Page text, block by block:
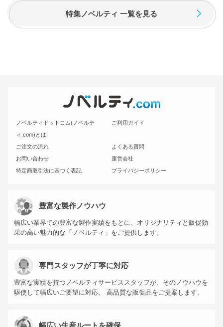
特集ノベルティ 一覧を見る
ノベルティドットコム(ノベルテ
ィ.com)とは
ご利用ガイド
ご注文の流れ
よくある質問
お問い合わせ
運営会社
特定商取引法に基づく表記
プライバシーポリシー
豊富な製作ノウハウ
幅広い業界での豊富な製作実績をもとに、オリジナリティと販促効
果の高い魅力的な「ノベルティ」をご提供します。
専門スタッフが丁寧に対応
豊富な実績を持つノベルティサービススタッフが、そのノウハウを
駆使して幅広いご要望に対応。 高品質な販促品をご提案します。
幅広い生産ルートを確保